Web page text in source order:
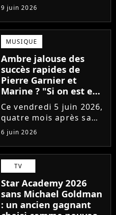
de sortir son premier
single Garçon solide. En
interview, l'ancien
candidat se livre à
coeur ouvert sur
l'avenir incertain dans
le milieu...
9 juin 2026
MUSIQUE
Ambre jalouse des
succès rapides de
Pierre Garnier et
Marine ? "Si on est en
compétition..."
Ce vendredi 5 juin 2026,
quatre mois après sa
victoire à la Star
Academy, Ambre a
dévoilé J'me demande,
son premier single. Une
chanson arrivée
tardivement vis-à-vis
des carrières...
6 juin 2026
TV
Star Academy 2026
sans Michael Goldman
: un ancien gagnant